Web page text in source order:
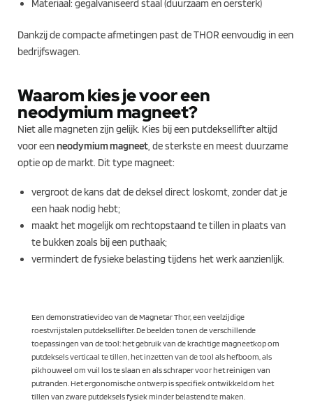
Materiaal: gegalvaniseerd staal (duurzaam en oersterk)
Dankzij de compacte afmetingen past de THOR eenvoudig in een
bedrijfswagen.
Waarom kies je voor een
neodymium magneet?
Niet alle magneten zijn gelijk. Kies bij een putdeksellifter altijd
voor eenneodymium magneet , de sterkste en meest duurzame
optie op de markt. Dit type magneet:
vergroot de kans dat de deksel direct loskomt, zonder dat je
een haak nodig hebt;
maakt het mogelijk om rechtopstaand te tillen in plaats van
te bukken zoals bij een puthaak;
vermindert de fysieke belasting tijdens het werk aanzienlijk.
Een demonstratievideo van de Magnetar Thor, een veelzijdige
roestvrijstalen putdeksellifter. De beelden tonen de verschillende
toepassingen van de tool: het gebruik van de krachtige magneetkop om
putdeksels verticaal te tillen, het inzetten van de tool als hefboom, als
pikhouweel om vuil los te slaan en als schraper voor het reinigen van
putranden. Het ergonomische ontwerp is specifiek ontwikkeld om het
tillen van zware putdeksels fysiek minder belastend te maken.